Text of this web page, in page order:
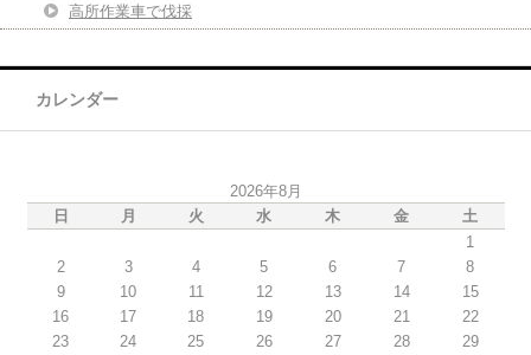
高所作業車で伐採
カレンダー
2026年8月
日
月 火 水 木 金 土
1
2
3 4 5 6 7
8
9
10 11 12 13 14
15
16
17 18 19 20 21
22
23
24 25 26 27 28
29